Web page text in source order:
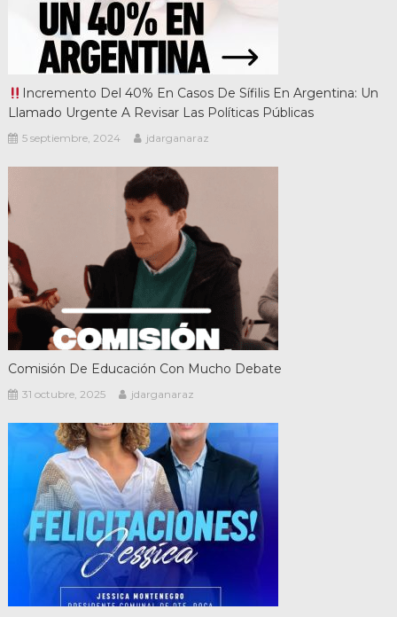
Incremento Del 40% En Casos De Sífilis En Argentina: Un
Llamado Urgente A Revisar Las Políticas Públicas
5 septiembre, 2024 jdarganaraz
Comisión De Educación Con Mucho Debate
31 octubre, 2025 jdarganaraz